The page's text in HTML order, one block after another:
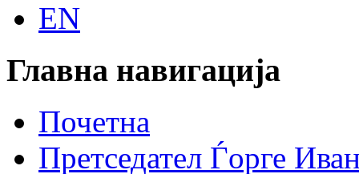
EN
Главна навигација
Почетна
Претседател Ѓорге